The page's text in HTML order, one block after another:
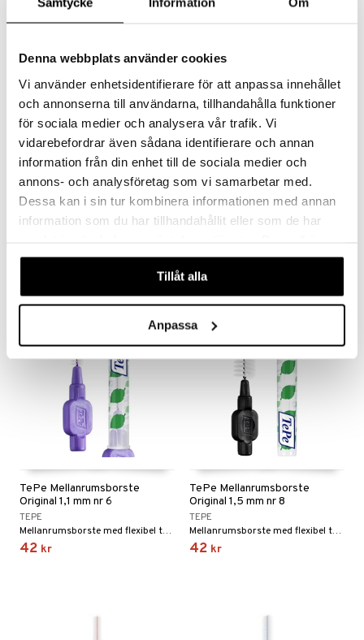
Denna webbplats använder cookies
Vi använder enhetsidentifierare för att anpassa innehållet
och annonserna till användarna, tillhandahålla funktioner
för sociala medier och analysera vår trafik. Vi
vidarebefordrar även sådana identifierare och annan
information från din enhet till de sociala medier och
annons- och analysföretag som vi samarbetar med.
Dessa kan i sin tur kombinera informationen med annan
information som du har tillhandahållit eller som de har
våra cookies vid fortsatt användande av vår webbplats.
Tillåt alla
Anpassa
TePe Mellanrumsborste
Original 0,45 mm nr 1
42
TePe Mellanrumsborste
Original 0,4 mm nr 0
42
TePe Mellanrumsborste
Original 1,1 mm nr 6
TEPE
Mellanrumsborste med flexibel topp. 1,1 mm.
42 kr
TePe Mellanrumsborste
Original 1,5 mm nr 8
TEPE
Mellanrumsborste med flexibel topp. 1,5 mm.
42 kr